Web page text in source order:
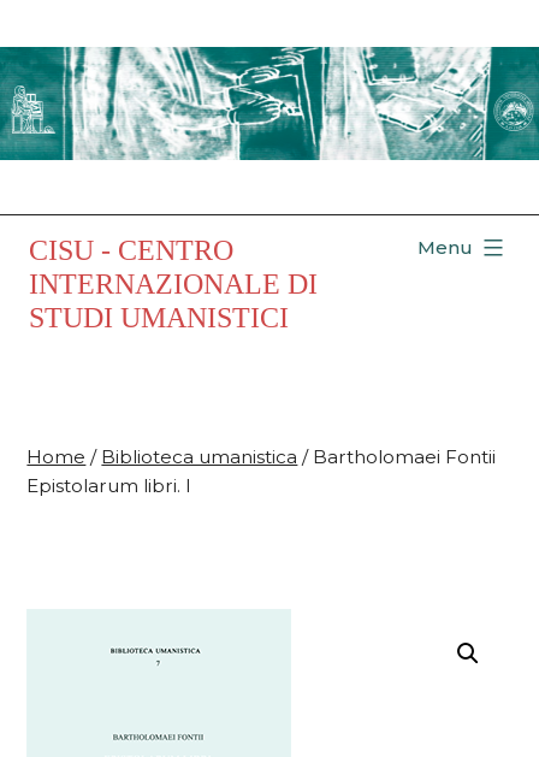
al
contenuto
CISU - CENTRO
INTERNAZIONALE DI
STUDI UMANISTICI
Menu
Home / Biblioteca umanistica / Bartholomaei Fontii
Epistolarum libri. I